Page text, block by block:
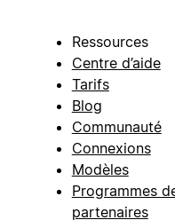
Ressources
Centre d’aide
Tarifs
Blog
Communauté
Connexions
Modèles
Programmes
partenaires